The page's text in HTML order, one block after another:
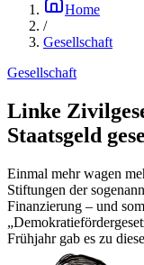
Home
/
Gesellschaft
Gesellschaft
Linke
Staatsgeld
Einmal mehr wagen
Stiftungen der
Finanzierung – und
Frühjahr gab es zu